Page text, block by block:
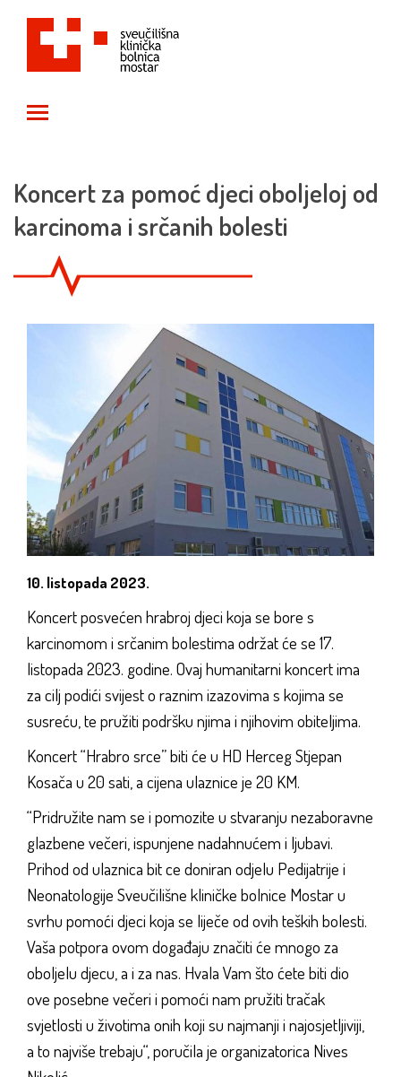
Koncert za pomoć djeci oboljeloj od
karcinoma i srčanih bolesti
10. listopada 2023.
Koncert posvećen hrabroj djeci koja se bore s
karcinomom i srčanim bolestima održat će se 17.
listopada 2023. godine. Ovaj humanitarni koncert ima
za cilj podići svijest o raznim izazovima s kojima se
susreću, te pružiti podršku njima i njihovim obiteljima.
Koncert “Hrabro srce” biti će u HD Herceg Stjepan
Kosača u 20 sati, a cijena ulaznice je 20 KM.
“Pridružite nam se i pomozite u stvaranju nezaboravne
glazbene večeri, ispunjene nadahnućem i ljubavi.
Prihod od ulaznica bit ce doniran odjelu Pedijatrije i
Neonatologije Sveučilišne kliničke bolnice Mostar u
svrhu pomoći djeci koja se liječe od ovih teških bolesti.
Vaša potpora ovom događaju značiti će mnogo za
oboljelu djecu, a i za nas. Hvala Vam što ćete biti dio
ove posebne večeri i pomoći nam pružiti tračak
svjetlosti u životima onih koji su najmanji i najosjetljiviji,
a to najviše trebaju“, poručila je organizatorica Nives